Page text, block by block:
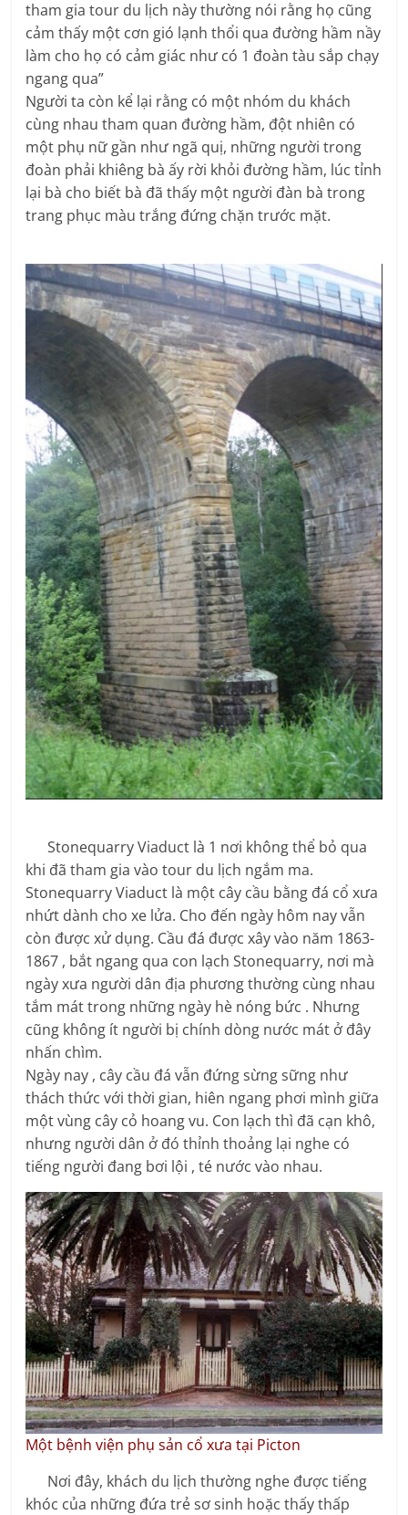
tham gia tour du lịch này thường nói rằng họ cũng
cảm thấy một cơn gió lạnh thổi qua đường hầm nầy
làm cho họ có cảm giác như có 1 đoàn tàu sắp chạy
ngang qua”
Người ta còn kể lại rằng có một nhóm du khách
cùng nhau tham quan đường hầm, đột nhiên có
một phụ nữ gần như ngã quị, những người trong
đoàn phải khiêng bà ấy rời khỏi đường hầm, lúc tỉnh
lại bà cho biết bà đã thấy một người đàn bà trong
trang phục màu trắng đứng chặn trước mặt.
Stonequarry Viaduct là 1 nơi không thể bỏ qua
khi đã tham gia vào tour du lịch ngắm ma.
Stonequarry Viaduct là một cây cầu bằng đá cổ xưa
nhứt dành cho xe lửa. Cho đến ngày hôm nay vẫn
còn được xử dụng. Cầu đá được xây vào năm 1863-
1867 , bắt ngang qua con lạch Stonequarry, nơi mà
ngày xưa người dân địa phương thường cùng nhau
tắm mát trong những ngày hè nóng bức . Nhưng
cũng không ít người bị chính dòng nước mát ở đây
nhấn chìm.
Ngày nay , cây cầu đá vẫn đứng sừng sững như
thách thức với thời gian, hiên ngang phơi mình giữa
một vùng cây cỏ hoang vu. Con lạch thì đã cạn khô,
nhưng người dân ở đó thỉnh thoảng lại nghe có
tiếng người đang bơi lội , té nước vào nhau.
Một bệnh viện phụ sản cổ xưa tại Picton
Nơi đây, khách du lịch thường nghe được tiếng
khóc của những đứa trẻ sơ sinh hoặc thấy thấp